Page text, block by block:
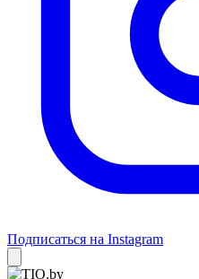
Подписаться на Instagram